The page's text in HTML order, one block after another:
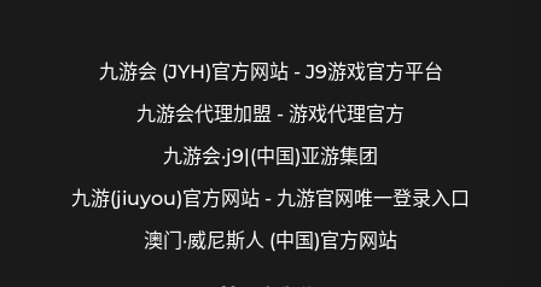
九游会 (JYH)官方网站 - J9游戏官方平台
九游会代理加盟 - 游戏代理官方
九游会·j9|(中国)亚游集团
九游(jiuyou)官方网站 - 九游官网唯一登录入口
澳门·威尼斯人 (中国)官方网站